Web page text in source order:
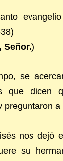
Señor.)
se
que dicen
preguntaron a
nos dejó
su